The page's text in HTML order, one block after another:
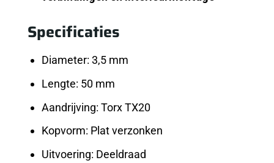
Specificaties
Diameter: 3,5 mm
Lengte: 50 mm
Aandrijving: Torx TX20
Kopvorm: Plat verzonken
Uitvoering: Deeldraad